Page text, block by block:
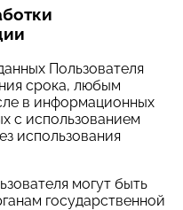
Пользователя
срока, любым
в информационных
с использованием
использования
могут быть
государственной